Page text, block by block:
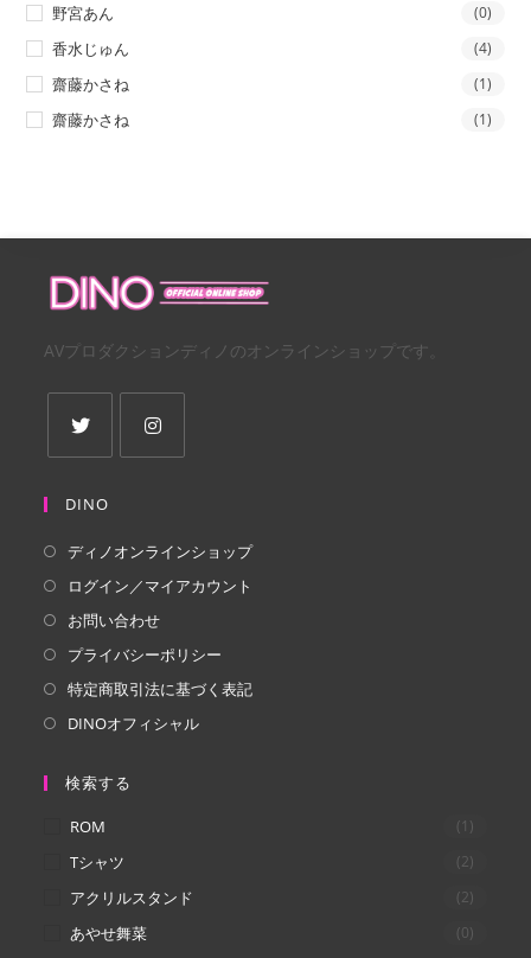
野宮あん (0)
香水じゅん (4)
齋藤かさね (1)
齋藤かさね (1)
AVプロダクションディノのオンラインショップです。
し
タ
ブ
で
開
く
タ
ブ
で
開
く
DINO
ディノオンラインショップ
ログイン／マイアカウント
お問い合わせ
プライバシーポリシー
特定商取引法に基づく表記
DINOオフィシャル
検索する
ROM (1)
Tシャツ (2)
アクリルスタンド (2)
あやせ舞菜 (0)